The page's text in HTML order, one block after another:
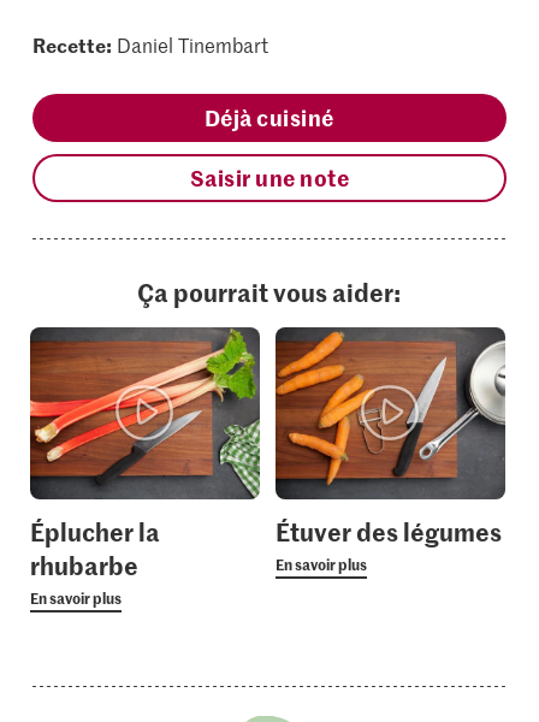
Recette: Daniel Tinembart
Déjà cuisiné
Saisir une note
Ça pourrait vous aider:
Éplucher la
rhubarbe
En savoir plus
Étuver des légumes
En savoir plus